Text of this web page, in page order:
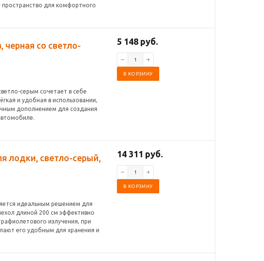
для комфортного
черная со светло-
серым сочетает в себе
и удобная в использовании,
дополнением для создания
5 148 руб.
В КОРЗИНУ
лодки, светло-серый,
идеальным решением для
длиной 200 см эффективно
излучения, при
его удобным для хранения и
14 311 руб.
В КОРЗИНУ